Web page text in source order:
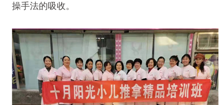
操手法的吸收。